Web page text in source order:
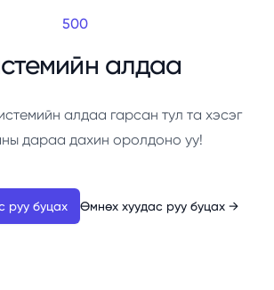
500
алдаа
алдаа гарсан тул та хэсэг
дараа дахин оролдоно уу!
руу буцах Өмнөх хуудас руу буцах →